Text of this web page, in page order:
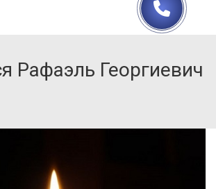
Рафаэль Георгиевич